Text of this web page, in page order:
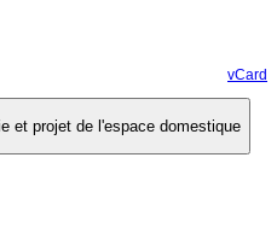
vCard
et projet de l'espace domestique